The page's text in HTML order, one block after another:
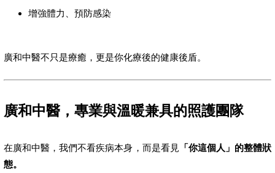
增強體力、預防感染
廣和中醫不只是療癒，更是你化療後的健康後盾。
廣和中醫，專業與溫暖兼具的照護團隊
在廣和中醫，我們不看疾病本身，而是看見 「你這個人」的整體狀
態。